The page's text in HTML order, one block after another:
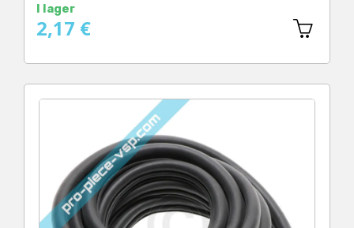
I lager
2,17 €